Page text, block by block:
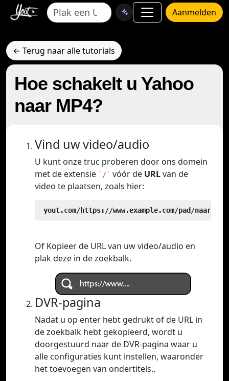
Aanmelden
← Terug naar alle tutorials
Hoe schakelt u Yahoo
naar MP4?
Vind uw video/audio
U kunt onze truc proberen door ons domein
met de extensie `/` vóór de URLvan de
video te plaatsen, zoals hier:
yout.com/https://www.example.com/pad/naar/
Of Kopieer de URL van uw video/audio en
plak deze in de zoekbalk.
DVR-pagina
Nadat u op enter hebt gedrukt of de URL in
de zoekbalk hebt gekopieerd, wordt u
doorgestuurd naar de DVR-pagina waar u
alle configuraties kunt instellen, waaronder
het toevoegen van ondertitels..